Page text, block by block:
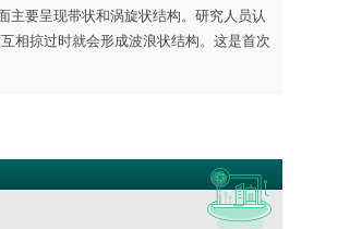
主要呈现带状和涡旋状结构。研究人员认
相掠过时就会形成波浪状结构。这是首次